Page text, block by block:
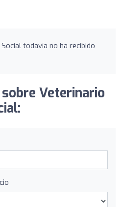
todavía no ha recibido
Veterinario